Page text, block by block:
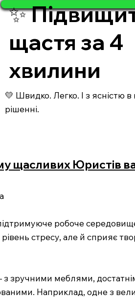
✨
щастя за 4
хвилини
💛 Швидко. Легко. І з ясністю
рішенні.
щасливих Юристів
робоче
стресу, але й сприяє
меблями,
Наприклад, одне з